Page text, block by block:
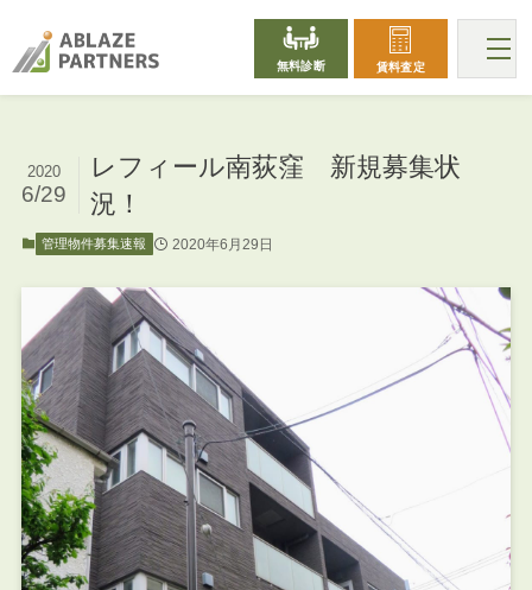
無料診断 賃料査定
レフィール南荻窪 新規募集状
況！
2020
6/29
管理物件募集速報 2020年6月29日